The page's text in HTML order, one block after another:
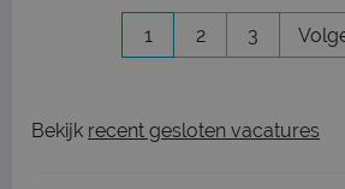
1 2 3
Bekijk recent gesloten vacatures